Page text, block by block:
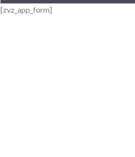
[zvz_app_form]